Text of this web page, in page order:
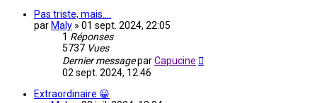
Pas triste, mais....
par Maly » 01 sept. 2024, 22:05
1 Réponses
5737 Vues
Dernier messageparCapucine
02 sept. 2024, 12:46
Extraordinaire 😀